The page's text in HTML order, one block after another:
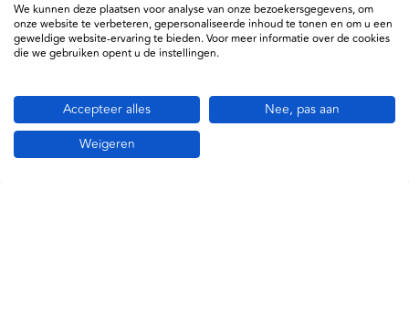
Specificaties
We kunnen deze plaatsen voor analyse van onze bezoekersgegevens, om
onze website te verbeteren, gepersonaliseerde inhoud te tonen en om u een
geweldige website-ervaring te bieden. Voor meer informatie over de cookies
die we gebruiken opent u de instellingen.
Accepteer alles
Nee, pas aan
Weigeren